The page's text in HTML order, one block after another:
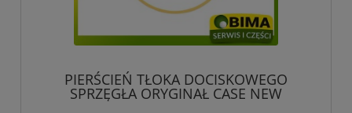
PIERŚCIEŃ TŁOKA DOCISKOWEGO
SPRZĘGŁA ORYGINAŁ CASE NEW